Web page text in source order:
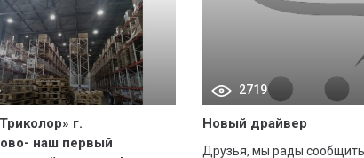
г.
наш первый
2719
Новый драйвер
Друзья, мы рады